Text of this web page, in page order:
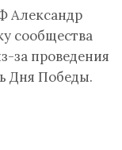
Александр
сообщества
за проведения
Дня Победы.